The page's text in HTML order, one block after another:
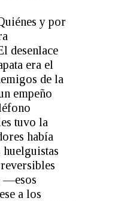
y por
desenlace
era el
de la
empeño
tuvo la
había
—esos
a los